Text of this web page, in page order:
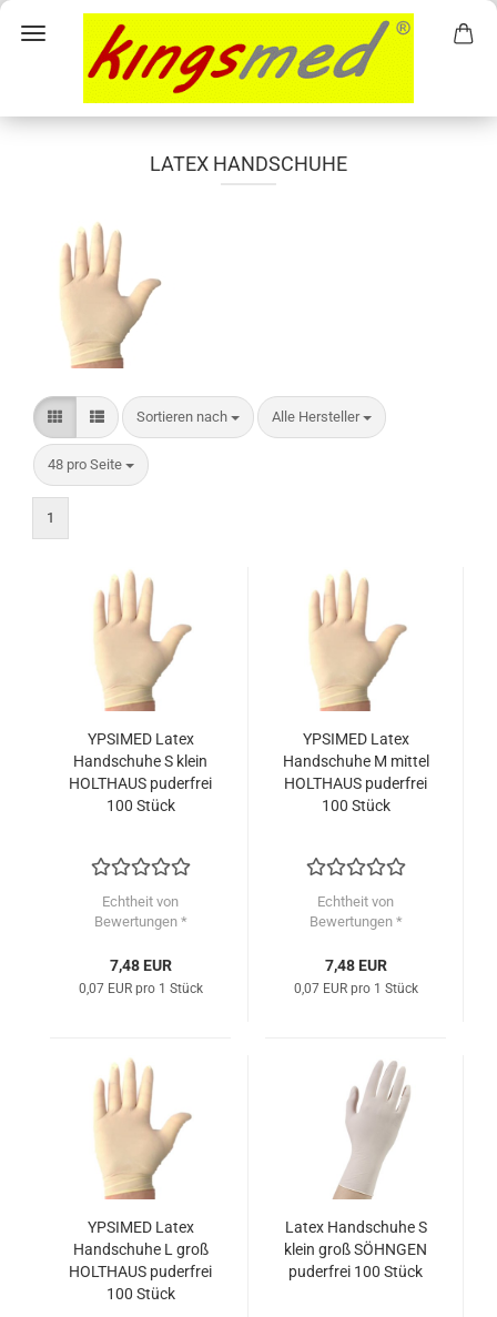
LATEX HANDSCHUHE
Sortieren nach
Sortieren nach Alle Hersteller
pro Seite
48 pro Seite
pro Seite
1
YPSIMED Latex
Handschuhe S klein
HOLTHAUS puderfrei
100 Stück
Echtheit von
Bewertungen *
7,48 EUR
0,07 EUR pro 1 Stück
YPSIMED Latex
Handschuhe M mittel
HOLTHAUS puderfrei
100 Stück
Echtheit von
Bewertungen *
7,48 EUR
0,07 EUR pro 1 Stück
YPSIMED Latex
Handschuhe L groß
HOLTHAUS puderfrei
100 Stück
Latex Handschuhe S
klein groß SÖHNGEN
puderfrei 100 Stück